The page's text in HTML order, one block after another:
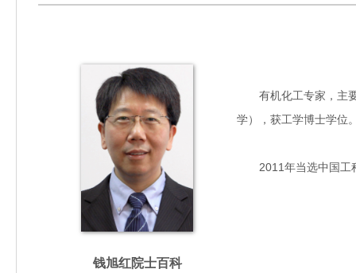
钱旭红院士百科
有机化工专家，主要
学），获工学博士学位
2011年当选中国工